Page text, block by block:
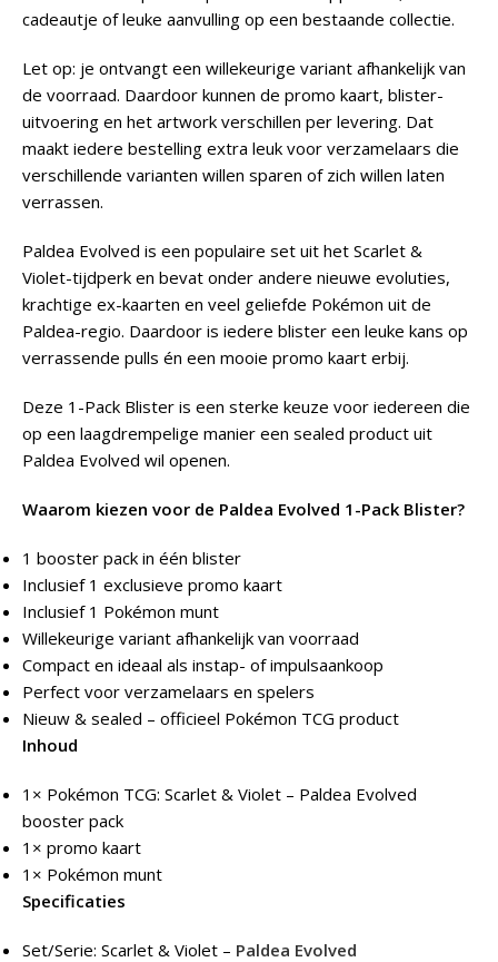
cadeautje of leuke aanvulling op een bestaande collectie.
Let op: je ontvangt een willekeurige variant afhankelijk van
de voorraad. Daardoor kunnen de promo kaart, blister-
uitvoering en het artwork verschillen per levering. Dat
maakt iedere bestelling extra leuk voor verzamelaars die
verschillende varianten willen sparen of zich willen laten
verrassen.
Paldea Evolved is een populaire set uit het Scarlet &
Violet-tijdperk en bevat onder andere nieuwe evoluties,
krachtige ex-kaarten en veel geliefde Pokémon uit de
Paldea-regio. Daardoor is iedere blister een leuke kans op
verrassende pulls én een mooie promo kaart erbij.
Deze 1-Pack Blister is een sterke keuze voor iedereen die
op een laagdrempelige manier een sealed product uit
Paldea Evolved wil openen.
Waarom kiezen voor de Paldea Evolved 1-Pack Blister?
1 booster pack in één blister
Inclusief 1 exclusieve promo kaart
Inclusief 1 Pokémon munt
Willekeurige variant afhankelijk van voorraad
Compact en ideaal als instap- of impulsaankoop
Perfect voor verzamelaars en spelers
Nieuw & sealed – officieel Pokémon TCG product
Inhoud
1× Pokémon TCG: Scarlet & Violet – Paldea Evolved
booster pack
1× promo kaart
1× Pokémon munt
Specificaties
Set/Serie: Scarlet & Violet – Paldea Evolved